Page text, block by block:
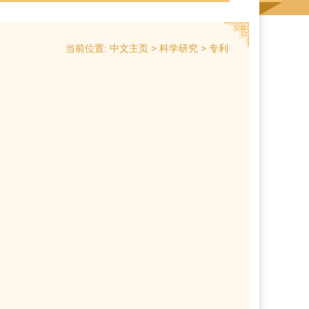
当前位置: 中文主页 > 科学研究 > 专利